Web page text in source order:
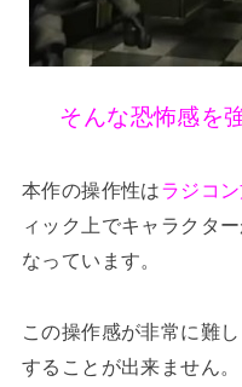
そんな恐怖感を
本作の操作性はラジコ
ィック上でキャラクタ
なっています。
この操作感が非常に難
することが出来ません。